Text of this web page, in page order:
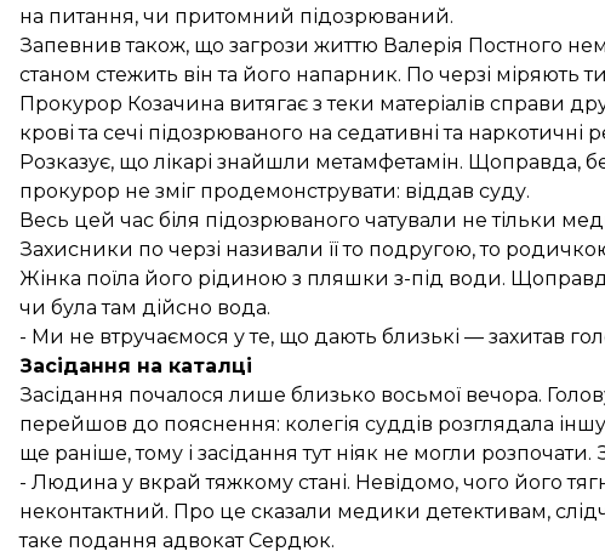
на питання, чи притомний підозрюваний.
Запевнив також, що загрози життю Валерія Постного
станом стежить він та його напарник. По черзі міряють
Прокурор Козачина витягає з теки матеріалів справи
крові та сечі підозрюваного на седативні та наркотичні
Розказує, що лікарі знайшли метамфетамін. Щоправда,
прокурор не зміг продемонструвати: віддав суду.
Весь цей час біля підозрюваного чатували не тільки
Захисники по черзі називали її то подругою, то
Жінка поїла його рідиною з пляшки з-під води.
чи була там дійсно вода.
- Ми не втручаємося у те, що дають близькі — захитав
Засідання на каталці
Засідання почалося лише близько восьмої вечора.
перейшов до пояснення: колегія суддів розглядала
ще раніше, тому і засідання тут ніяк не могли
- Людина у вкрай тяжкому стані. Невідомо, чого його
неконтактний. Про це сказали медики детективам,
таке подання адвокат Сердюк.